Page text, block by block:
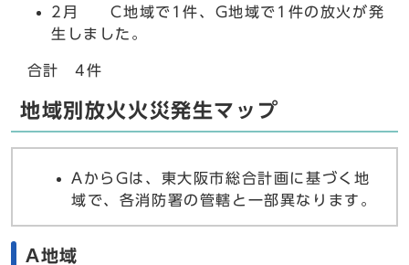
2月 C地域で1件、G地域で1件の放火が発
生しました。
合計 4件
地域別放火火災発生マップ
AからGは、東大阪市総合計画に基づく地
域で、各消防署の管轄と一部異なります。
A地域